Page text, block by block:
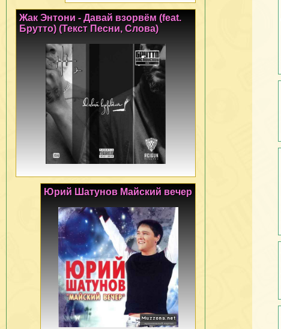
Жак Энтони - Давай взорвём (feat.
Брутто) (Текст Песни, Слова)
Юрий Шатунов Майский вечер